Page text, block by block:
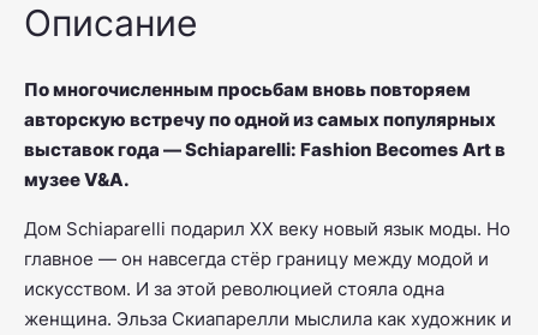
Описание
По многочисленным просьбам вновь повторяем
авторскую встречу по одной из самых популярных
выставок года —Schiaparelli: Fashion Becomes Artв
музее V&A.
Дом Schiaparelli подарил XX веку новый язык моды. Но
главное — он навсегда стёр границу между модой и
искусством. И за этой революцией стояла одна
женщина. Эльза Скиапарелли мыслила как художник и